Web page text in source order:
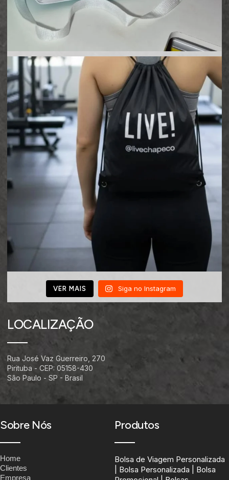
VER MAIS Siga no Instagram
LOCALIZAÇÃO
Rua José Vaz Guerreiro, 270
Pirituba - CEP: 05158-430
São Paulo - SP - Brasil
Sobre Nós
Home
Clientes
Empresa
Produtos
Bolsa de Viagem Personalizada
| Bolsa Personalizada | Bolsa